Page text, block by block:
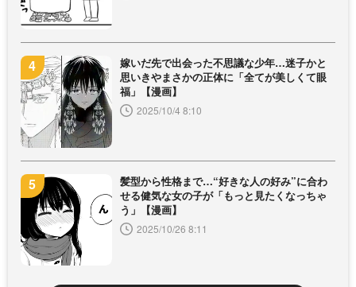
嫁いだ先で出会った不思議な少年…迷子かと
思いきやまさかの正体に「全てが美しくて眼
福」【漫画】
2025/10/4 8:10
髪型から性格まで…“好きな人の好み”に合わ
せる健気な女の子が「もっと見たくなっちゃ
う」【漫画】
2025/10/26 8:11